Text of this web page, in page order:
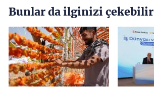
Bunlar da ilginizi çekebilir